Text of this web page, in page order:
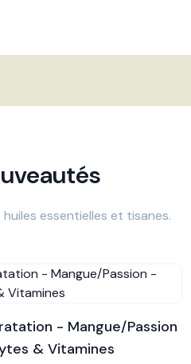
essentielles et tisanes.
- Mangue/Passion
& Vitamines